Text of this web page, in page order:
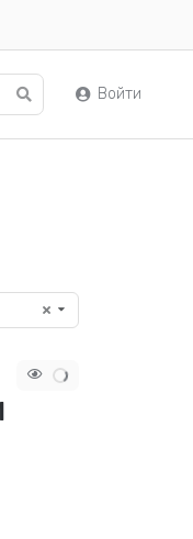
Войти